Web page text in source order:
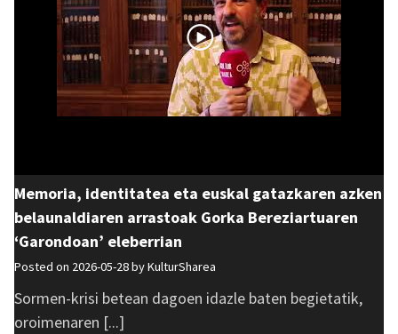
Memoria, identitatea eta euskal gatazkaren azken
belaunaldiaren arrastoak Gorka Bereziartuaren
‘Garondoan’ eleberrian
Posted on 2026-05-28 byKulturSharea
Sormen-krisi betean dagoen idazle baten begietatik,
oroimenaren [...]